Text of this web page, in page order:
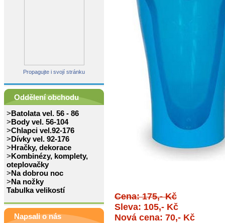
Propagujte i svojí stránku
Oddělení obchodu
>Batolata vel. 56 - 86
>Body vel. 56-104
>Chlapci vel.92-176
>Dívky vel. 92-176
>Hračky, dekorace
>Kombinézy, komplety,
oteplovačky
>Na dobrou noc
>Na nožky
Tabulka velikostí
Napsali o nás
Cena: 175,- Kč
Sleva: 105,- Kč
Nová cena: 70,- Kč